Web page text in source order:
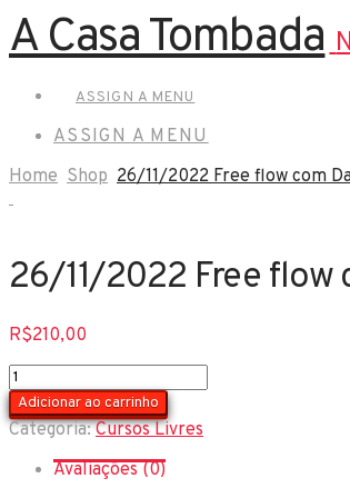
A Casa Tombada
ASSIGN A MENU
ASSIGN A MENU
Home Shop 26/11/2022 Free flow com
26/11/2022 Free flow
R$210,00
26/11/2022
Free
flow
com
Daniela
Zylbersztajn
Adicionar ao carrinho
Categoria:Cursos Livres
Avaliações (0)